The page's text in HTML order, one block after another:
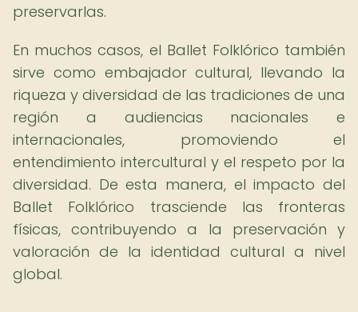
preservarlas.
En muchos casos, el Ballet Folklórico también
sirve como embajador cultural, llevando la
riqueza y diversidad de las tradiciones de una
región a audiencias nacionales e
internacionales, promoviendo el
entendimiento intercultural y el respeto por la
diversidad. De esta manera, el impacto del
Ballet Folklórico trasciende las fronteras
físicas, contribuyendo a la preservación y
valoración de la identidad cultural a nivel
global.